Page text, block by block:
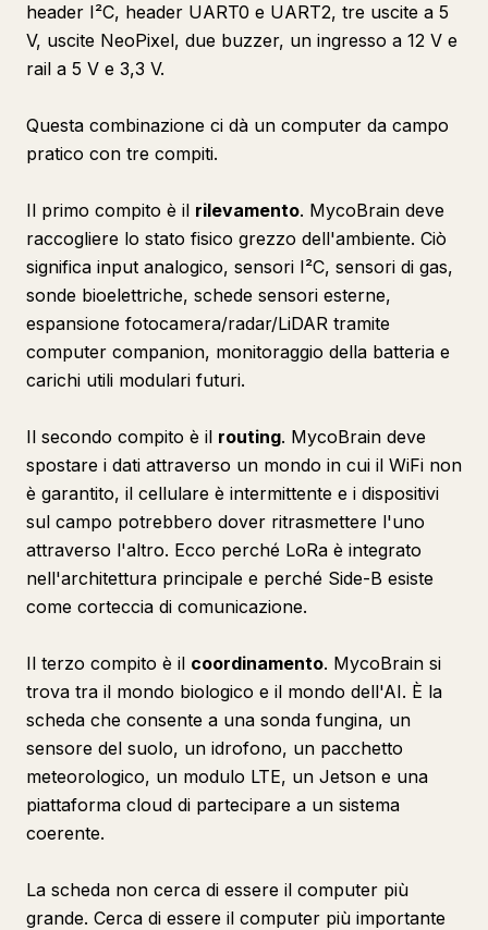
header I²C, header UART0 e UART2, tre uscite a 5
V, uscite NeoPixel, due buzzer, un ingresso a 12 V e
rail a 5 V e 3,3 V.
Questa combinazione ci dà un computer da campo
pratico con tre compiti.
Il primo compito è il rilevamento. MycoBrain deve
raccogliere lo stato fisico grezzo dell'ambiente. Ciò
significa input analogico, sensori I²C, sensori di gas,
sonde bioelettriche, schede sensori esterne,
espansione fotocamera/radar/LiDAR tramite
computer companion, monitoraggio della batteria e
carichi utili modulari futuri.
Il secondo compito è il routing. MycoBrain deve
spostare i dati attraverso un mondo in cui il WiFi non
è garantito, il cellulare è intermittente e i dispositivi
sul campo potrebbero dover ritrasmettere l'uno
attraverso l'altro. Ecco perché LoRa è integrato
nell'architettura principale e perché Side-B esiste
come corteccia di comunicazione.
Il terzo compito è il coordinamento. MycoBrain si
trova tra il mondo biologico e il mondo dell'AI. È la
scheda che consente a una sonda fungina, un
sensore del suolo, un idrofono, un pacchetto
meteorologico, un modulo LTE, un Jetson e una
piattaforma cloud di partecipare a un sistema
coerente.
La scheda non cerca di essere il computer più
grande. Cerca di essere il computer più importante